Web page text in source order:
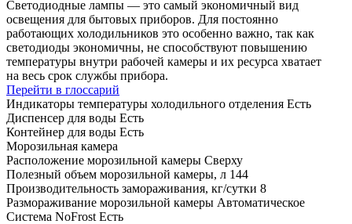
Светодиодные лампы — это самый экономичный вид
освещения для бытовых приборов. Для постоянно
работающих холодильников это особенно важно, так как
светодиоды экономичны, не способствуют повышению
температуры внутри рабочей камеры и их ресурса хватает
на весь срок службы прибора.
Перейти в глоссарий
Индикаторы температуры холодильного отделения Есть
Диспенсер для воды Есть
Контейнер для воды Есть
Морозильная камера
Расположение морозильной камеры Сверху
Полезный объем морозильной камеры, л 144
Производительность замораживания, кг/сутки 8
Размораживание морозильной камеры Автоматическое
Система NoFrost Есть